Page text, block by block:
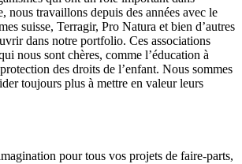
nous travaillons depuis des années avec le
suisse, Terragir, Pro Natura et bien d’autres
dans notre portfolio. Ces associations
nous sont chères, comme l’éducation à
des droits de l’enfant. Nous sommes
toujours plus à mettre en valeur leurs
pour tous vos projets de faire-parts,